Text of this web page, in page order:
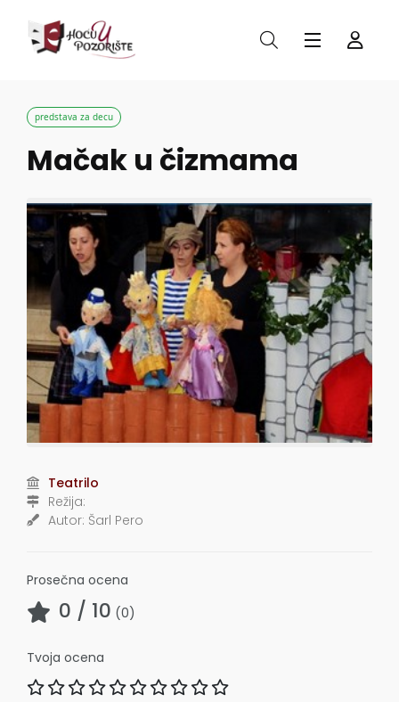
predstava za decu
Mačak u čizmama
Teatrilo
Režija:
Autor: Šarl Pero
Prosečna ocena
0 / 10 (0)
Tvoja ocena